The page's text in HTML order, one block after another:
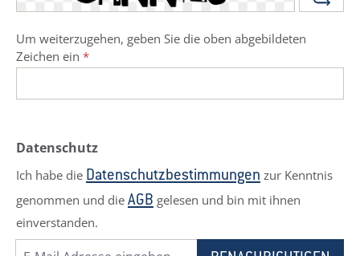
Um weiterzugehen, geben Sie die oben abgebildeten
Zeichen ein *
Datenschutz
Ich habe die Datenschutzbestimmungen zur Kenntnis
genommen und die AGB gelesen und bin mit ihnen
einverstanden.